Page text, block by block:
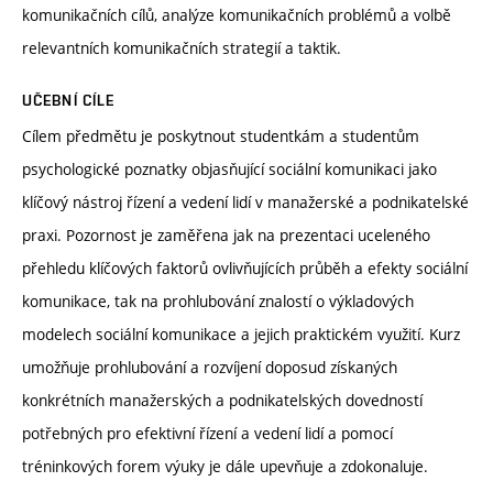
komunikačních cílů, analýze komunikačních problémů a volbě
relevantních komunikačních strategií a taktik.
UČEBNÍ CÍLE
Cílem předmětu je poskytnout studentkám a studentům
psychologické poznatky objasňující sociální komunikaci jako
klíčový nástroj řízení a vedení lidí v manažerské a podnikatelské
praxi. Pozornost je zaměřena jak na prezentaci uceleného
přehledu klíčových faktorů ovlivňujících průběh a efekty sociální
komunikace, tak na prohlubování znalostí o výkladových
modelech sociální komunikace a jejich praktickém využití. Kurz
umožňuje prohlubování a rozvíjení doposud získaných
konkrétních manažerských a podnikatelských dovedností
potřebných pro efektivní řízení a vedení lidí a pomocí
tréninkových forem výuky je dále upevňuje a zdokonaluje.